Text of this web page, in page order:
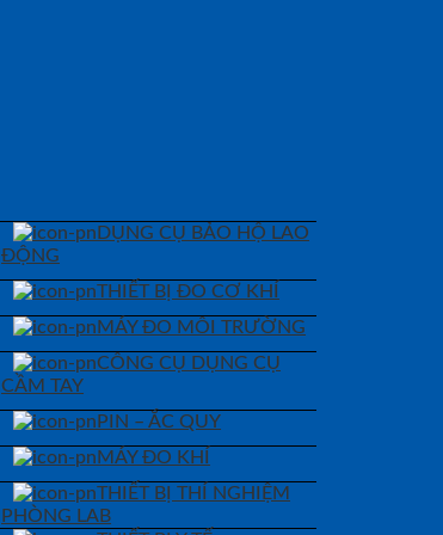
DỤNG CỤ BẢO HỘ LAO
ĐỘNG
THIẾT BỊ ĐO CƠ KHÍ
MÁY ĐO MÔI TRƯỜNG
CÔNG CỤ DỤNG CỤ
CẦM TAY
PIN – ẮC QUY
MÁY ĐO KHÍ
THIẾT BỊ THÍ NGHIỆM
PHÒNG LAB